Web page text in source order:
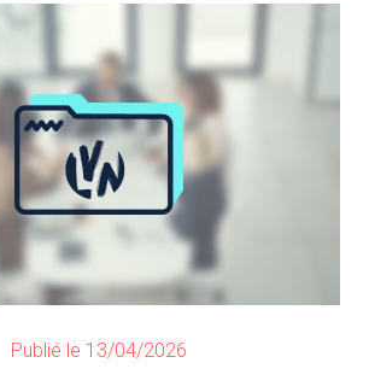
Publié le 13/04/2026